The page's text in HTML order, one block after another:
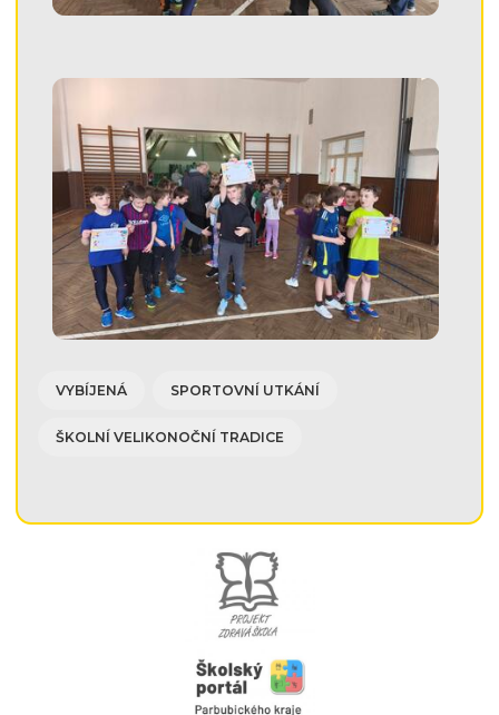
VYBÍJENÁ SPORTOVNÍ UTKÁNÍ
ŠKOLNÍ VELIKONOČNÍ TRADICE